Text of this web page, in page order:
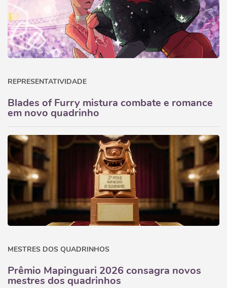
REPRESENTATIVIDADE
Blades of Furry mistura combate e romance
em novo quadrinho
MESTRES DOS QUADRINHOS
Prêmio Mapinguari 2026 consagra novos
mestres dos quadrinhos